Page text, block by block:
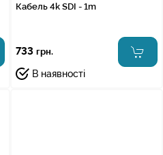
Кабель 4k SDI - 1m
733 грн.
В наявності